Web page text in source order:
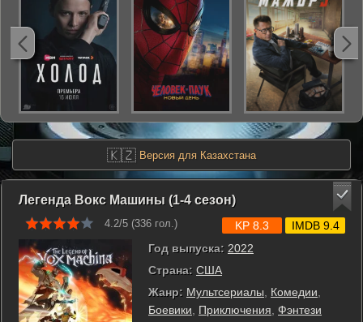
🇰🇿 Версия для Казахстана
Легенда Вокс Машины (1-4 сезон)
4.2/5 (336 гол.)
Год выпуска: 2022
Страна: США
Жанр: Мультсериалы Комедии
Боевики
Приключения Фэнтези
KP 8.3 IMDB 9.4